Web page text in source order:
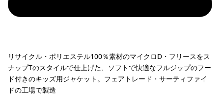
リサイクル・ポリエステル100％素材のマイクロD・フリースをス
ナップTのスタイルで仕上げた、ソフトで快適なフルジップのフー
ド付きのキッズ用ジャケット。フェアトレード・サーティファイ
ドの工場で製造